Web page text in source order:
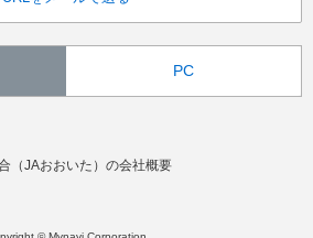
PC
（JAおおいた）の会社概要